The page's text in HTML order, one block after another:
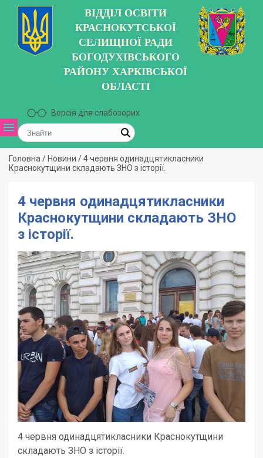
ВІДДІЛ ОСВІТИ
КРАСНОКУТСЬКОЇ
СЕЛИЩНОЇ РАДИ
БОГОДУХІВСЬКОГО
РАЙОНУ ХАРКІВСЬКОЇ
ОБЛАСТІ
Версія для слабозорих
Головна / Новини /4 червня одинадцятикласники
Краснокутщини складають ЗНО з історії.
4 червня одинадцятикласники
Краснокутщини складають ЗНО
з історії.
4 червня одинадцятикласники Краснокутщини
складають ЗНО з історії.